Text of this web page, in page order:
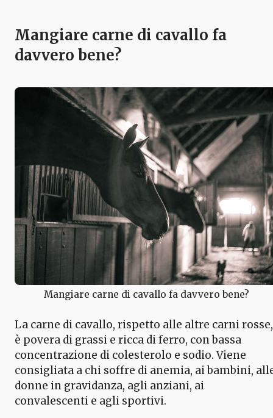
Mangiare carne di cavallo fa
davvero bene?
Mangiare carne di cavallo fa davvero bene?
La carne di cavallo, rispetto alle altre carni rosse,
è povera di grassi e ricca di ferro, con bassa
concentrazione di colesterolo e sodio. Viene
consigliata a chi soffre di anemia, ai bambini,
donne in gravidanza, agli anziani, ai
convalescenti e agli sportivi.